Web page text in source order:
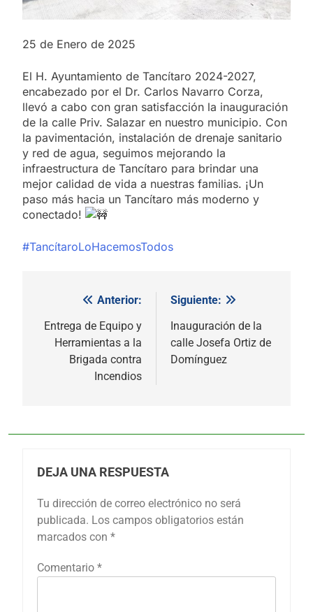
25 de Enero de 2025
El H. Ayuntamiento de Tancítaro 2024-2027,
encabezado por el Dr. Carlos Navarro Corza,
llevó a cabo con gran satisfacción la inauguración
de la calle Priv. Salazar en nuestro municipio. Con
la pavimentación, instalación de drenaje sanitario
y red de agua, seguimos mejorando la
infraestructura de Tancítaro para brindar una
mejor calidad de vida a nuestras familias. ¡Un
paso más hacia un Tancítaro más moderno y
conectado!
#TancítaroLoHacemosTodos
Navegación
de
entradas
Anterior:
Entrega de Equipo y
Herramientas a la
Brigada contra
Incendios
Siguiente:
Inauguración de la
calle Josefa Ortiz de
Domínguez
DEJA UNA RESPUESTA
Tu dirección de correo electrónico no será
publicada. Los campos obligatorios están
marcados con *
Comentario *